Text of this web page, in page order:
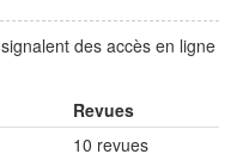
signalent des accès en ligne
Revues
10 revues